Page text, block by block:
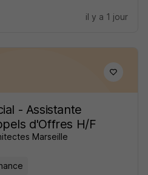
il y a 1 jour
- Assistante
d'Offres H/F
Marseille